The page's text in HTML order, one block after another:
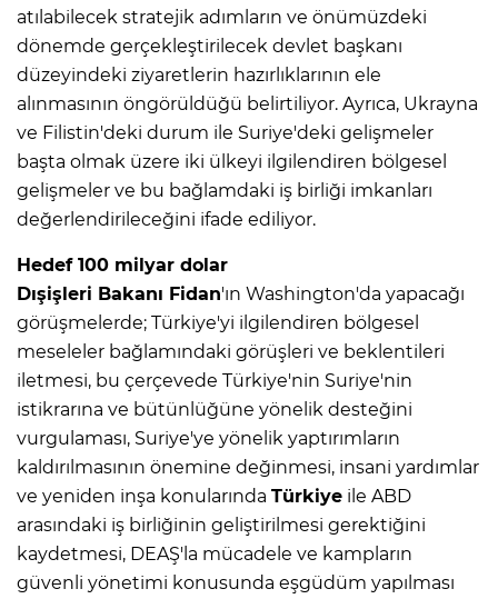
atılabilecek stratejik adımların ve önümüzdeki
dönemde gerçekleştirilecek devlet başkanı
düzeyindeki ziyaretlerin hazırlıklarının ele
alınmasının öngörüldüğü belirtiliyor. Ayrıca, Ukrayna
ve Filistin'deki durum ile Suriye'deki gelişmeler
başta olmak üzere iki ülkeyi ilgilendiren bölgesel
gelişmeler ve bu bağlamdaki iş birliği imkanları
değerlendirileceğini ifade ediliyor.
Hedef 100 milyar dolar
Dışişleri Bakanı Fidan'ın Washington'da yapacağı
görüşmelerde; Türkiye'yi ilgilendiren bölgesel
meseleler bağlamındaki görüşleri ve beklentileri
iletmesi, bu çerçevede Türkiye'nin Suriye'nin
istikrarına ve bütünlüğüne yönelik desteğini
vurgulaması, Suriye'ye yönelik yaptırımların
kaldırılmasının önemine değinmesi, insani yardımlar
ve yeniden inşa konularında Türkiye ile ABD
arasındaki iş birliğinin geliştirilmesi gerektiğini
kaydetmesi, DEAŞ'la mücadele ve kampların
güvenli yönetimi konusunda eşgüdüm yapılması